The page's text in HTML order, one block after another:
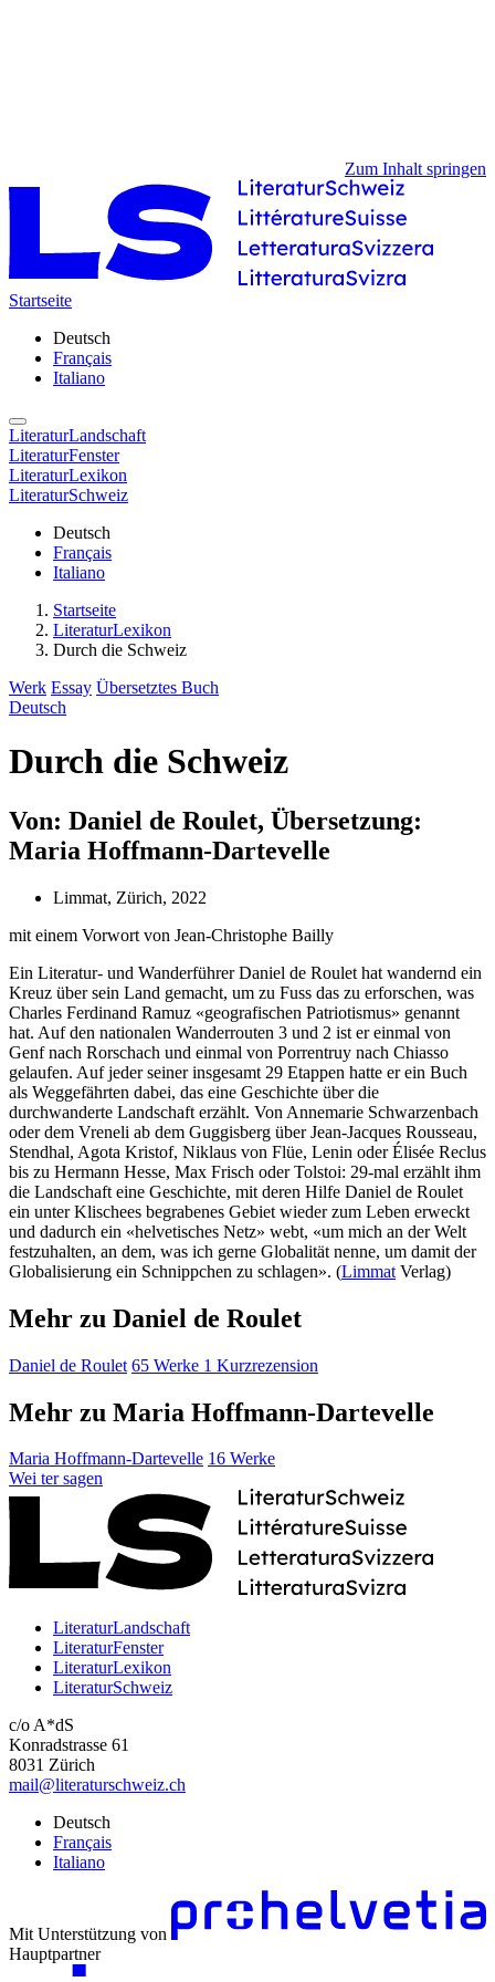
Zum Inhalt springen
Startseite
Deutsch
Français
Italiano
LiteraturLandschaft
LiteraturFenster
LiteraturLexikon
LiteraturSchweiz
Deutsch
Français
Italiano
Startseite
LiteraturLexikon
Durch die Schweiz
Werk Essay Übersetztes Buch
Deutsch
Durch die Schweiz
Von: Daniel de Roulet, Übersetzung:
Maria Hoffmann-Dartevelle
Limmat, Zürich, 2022
mit einem Vorwort von Jean-Christophe Bailly
Ein Literatur- und Wanderführer Daniel de Roulet hat wandernd ein
Kreuz über sein Land gemacht, um zu Fuss das zu erforschen, was
Charles Ferdinand Ramuz «geografischen Patriotismus» genannt
hat. Auf den nationalen Wanderrouten 3 und 2 ist er einmal von
Genf nach Rorschach und einmal von Porrentruy nach Chiasso
gelaufen. Auf jeder seiner insgesamt 29 Etappen hatte er ein Buch
als Weggefährten dabei, das eine Geschichte über die
durchwanderte Landschaft erzählt. Von Annemarie Schwarzenbach
oder dem Vreneli ab dem Guggisberg über Jean-Jacques Rousseau,
Stendhal, Agota Kristof, Niklaus von Flüe, Lenin oder Élisée Reclus
bis zu Hermann Hesse, Max Frisch oder Tolstoi: 29-mal erzählt ihm
die Landschaft eine Geschichte, mit deren Hilfe Daniel de Roulet
ein unter Klischees begrabenes Gebiet wieder zum Leben erweckt
und dadurch ein «helvetisches Netz» webt, «um mich an der Welt
festzuhalten, an dem, was ich gerne Globalität nenne, um damit der
Globalisierung ein Schnippchen zu schlagen». (Limmat Verlag)
Mehr zu Daniel de Roulet
Daniel de Roulet 65 Werke 1 Kurzrezension
Mehr zu Maria Hoffmann-Dartevelle
Maria Hoffmann-Dartevelle 16 Werke
Wei ter sagen
LiteraturLandschaft
LiteraturFenster
LiteraturLexikon
LiteraturSchweiz
c/o A*dS
Konradstrasse 61
8031 Zürich
mail@literaturschweiz.ch
Deutsch
Français
Italiano
Mit Unterstützung von
Hauptpartner